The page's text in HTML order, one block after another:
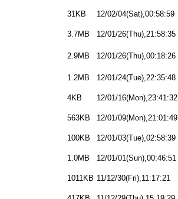
31KB 12/02/04(Sat),00:58:59
3.7MB 12/01/26(Thu),21:58:35
2.9MB 12/01/26(Thu),00:18:26
1.2MB 12/01/24(Tue),22:35:48
4KB 12/01/16(Mon),23:41:32
563KB 12/01/09(Mon),21:01:49
100KB 12/01/03(Tue),02:58:39
1.0MB 12/01/01(Sun),00:46:51
1011KB 11/12/30(Fri),11:17:21